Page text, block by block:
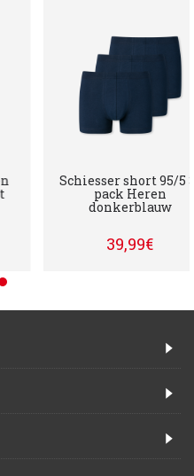
Schiesser short 95/5 3-
pack Heren
donkerblauw
39,99€